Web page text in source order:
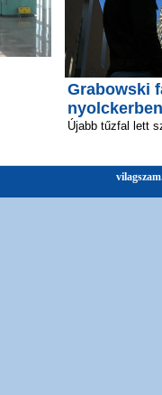
Grabowski
nyolckerben
Újabb tűzfal lett